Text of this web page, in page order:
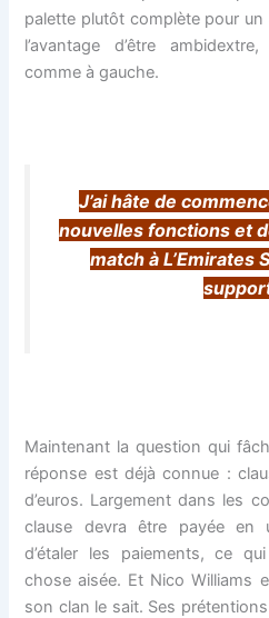
palette plutôt complète pour un
l’avantage d’être
comme à gauche.
J’ai hâte de
nouvelles fonctions et
match à L’Emirates
Maintenant la question qui
réponse est déjà connue :
d’euros. Largement dans les
clause devra être payée en
d’étaler les paiements, ce
chose aisée. Et Nico Williams
son clan le sait. Ses